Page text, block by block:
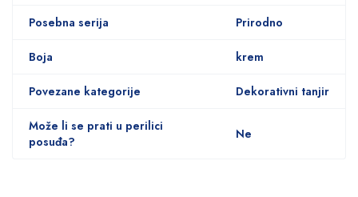
Posebna serija Prirodno
Boja krem
Povezane kategorije Dekorativni tanjir
Može li se prati u perilici
posuđa?
Ne